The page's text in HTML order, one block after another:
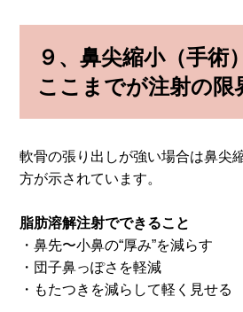
９、鼻尖縮小（手術
ここまでが注射の限
軟骨の張り出しが強い場合は鼻尖
方が示されています。
脂肪溶解注射でできること
・鼻先〜小鼻の“厚み”を減らす
・団子鼻っぽさを軽減
・もたつきを減らして軽く見せる